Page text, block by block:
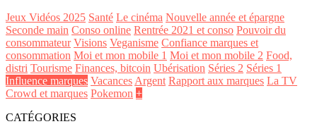
Jeux Vidéos 2025 Santé Le cinéma Nouvelle année et épargne
Seconde main Conso online Rentrée 2021 et conso Pouvoir du
consommateur Visions Veganisme Confiance marques et
consommation Moi et mon mobile 1 Moi et mon mobile 2 Food,
distri Tourisme Finances, bitcoin Ubérisation Séries 2 Séries 1
Influence marques Vacances Argent Rapport aux marques La TV
Crowd et marques Pokemon +
CATÉGORIES